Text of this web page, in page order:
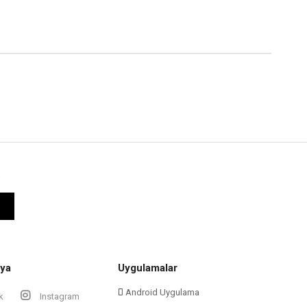
Instagram
Uygulamalar
Android Uygulama